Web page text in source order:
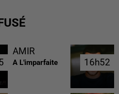
AMIR
A L'imparfaite 16h52
16h52